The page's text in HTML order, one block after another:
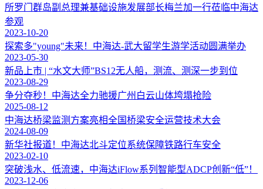
所罗门群岛副总理兼基础设施发展部长梅兰加一行莅临中海达
参观
2023-10-20
探索多"young"未来！中海达-武大留学生游学活动圆满举办
2023-05-30
新品上市 | “水文大师”BS12无人船，测流、测深一步到位
2023-08-29
争分夺秒！中海达全力驰援广州白云山体垮塌抢险
2025-08-12
中海达桥梁监测方案亮相全国桥梁安全运营技术大会
2024-08-09
新华社报道！中海达北斗定位系统保障铁路行车安全
2023-02-10
突破浅水、低流速，中海达iFlow系列智能型ADCP创新“低”！
2023-12-06